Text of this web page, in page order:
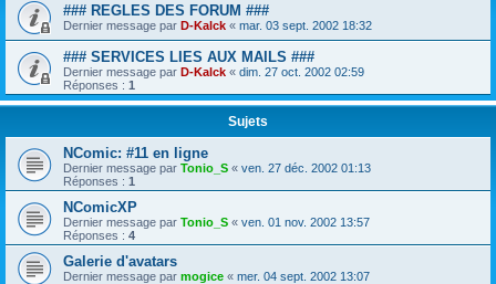
### REGLES DES FORUM ###
Dernier message par D-Kalck « mar. 03 sept. 2002 18:32
### SERVICES LIES AUX MAILS ###
Dernier message par D-Kalck « dim. 27 oct. 2002 02:59
Réponses : 1
Sujets
NComic: #11 en ligne
Dernier message par Tonio_S « ven. 27 déc. 2002 01:13
Réponses : 1
NComicXP
Dernier message par Tonio_S « ven. 01 nov. 2002 13:57
Réponses : 4
Galerie d'avatars
Dernier message par mogice « mer. 04 sept. 2002 13:07